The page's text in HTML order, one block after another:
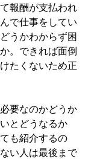
報酬が支払われ
で仕事をしてい
うかわからず困
。できれば面倒
たくないため正
要なのかどうか
とどうなるか
も紹介するの
い人は最後まで